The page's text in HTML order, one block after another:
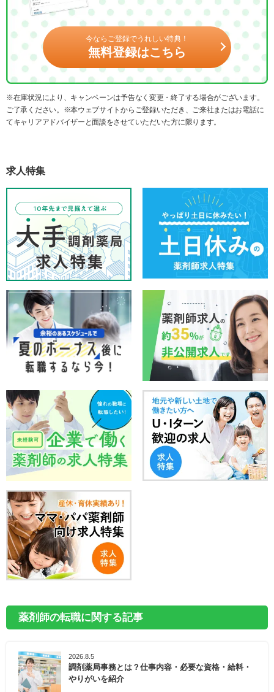
今ならご登録でうれしい特典！
無料登録はこちら
※在庫状況により、キャンペーンは予告なく変更・終了する場合がございます。
ご了承ください。※本ウェブサイトからご登録いただき、ご来社またはお電話に
てキャリアアドバイザーと面談をさせていただいた方に限ります。
求人特集
薬剤師の転職に関する記事
2026.8.5
調剤薬局事務とは？仕事内容・必要な資格・給料・
やりがいを紹介